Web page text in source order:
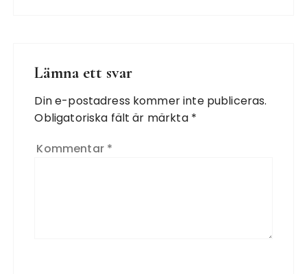
Lämna ett svar
Din e-postadress kommer inte publiceras.
Obligatoriska fält är märkta *
Kommentar *